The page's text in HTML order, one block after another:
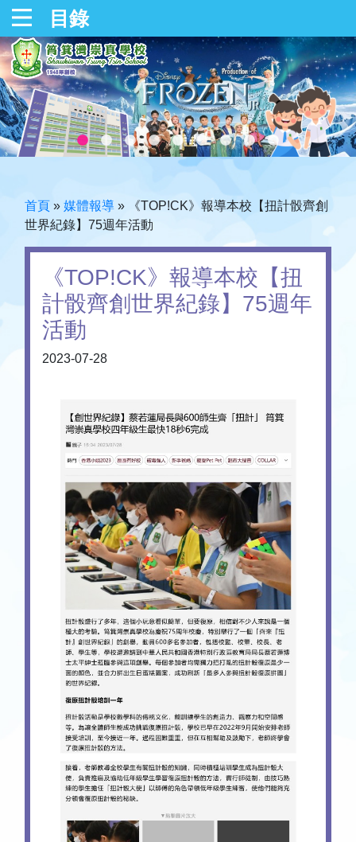
目錄
首頁 » 媒體報導 »
《TOP!CK》報導本校【扭計骰齊創
世界紀錄】75週年活動
《TOP!CK》報導本校【扭
計骰齊創世界紀錄】75週年
活動
2023-07-28